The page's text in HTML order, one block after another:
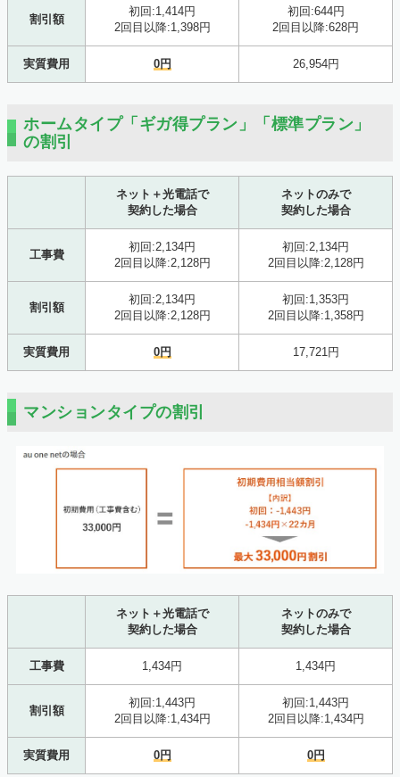
割引額
初回:1,414円
2回目以降:1,398円
初回:644円
2回目以降:628円
実質費用 0円 26,954円
ホームタイプ「ギガ得プラン」「標準プラン」
の割引
ネット＋光電話で
契約した場合
ネットのみで
契約した場合
工事費
初回:2,134円
2回目以降:2,128円
初回:2,134円
2回目以降:2,128円
割引額
初回:2,134円
2回目以降:2,128円
初回:1,353円
2回目以降:1,358円
実質費用 0円 17,721円
マンションタイプの割引
ネット＋光電話で
契約した場合
ネットのみで
契約した場合
工事費 1,434円 1,434円
割引額
初回:1,443円
2回目以降:1,434円
初回:1,443円
2回目以降:1,434円
実質費用 0円 0円